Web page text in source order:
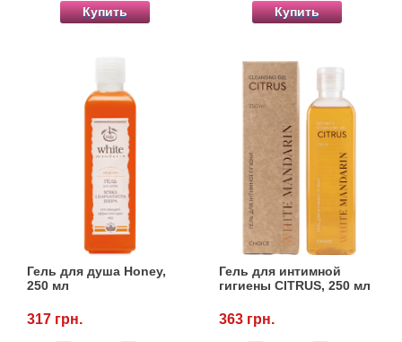
Купить Купить
Гель для душа Honey,
250 мл
317 грн.
Гель для интимной
гигиены CITRUS, 250 мл
363 грн.